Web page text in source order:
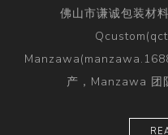
佛山市谦诚包装材
产，Manzawa 团